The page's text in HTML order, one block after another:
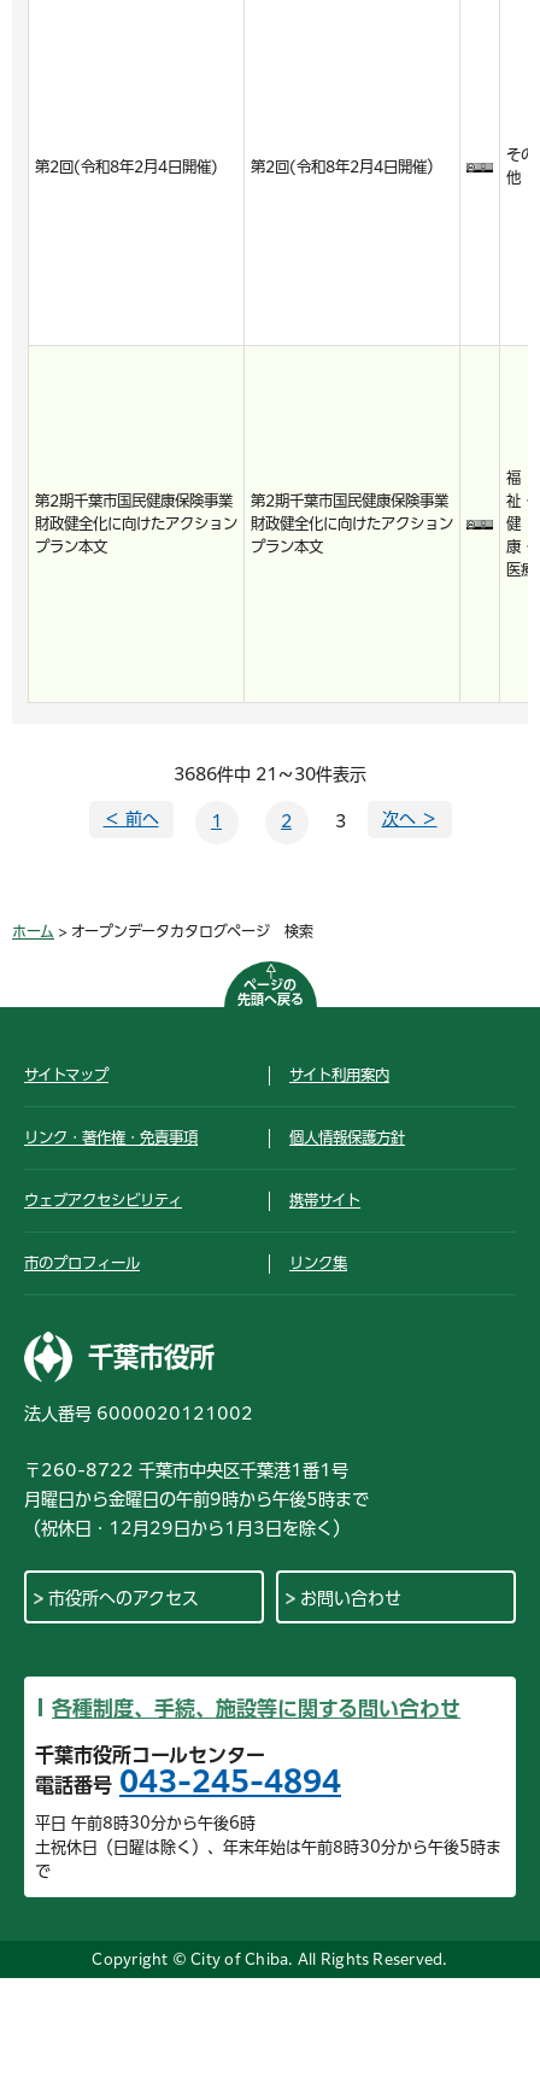
第2回(令和8年2月4日開催) 第2回(令和8年2月4日開催）
その
他
第2期千葉市国民健康保険事業
財政健全化に向けたアクション
プラン本文
第2期千葉市国民健康保険事業
財政健全化に向けたアクション
プラン本文
福
祉・
健
康・
医療
3686件中 21～30件表示
＜ 前へ 1 2 3 次へ ＞
ホーム > オープンデータカタログページ 検索
ページの
先頭へ戻る
サイトマップ サイト利用案内
リンク・著作権・免責事項 個人情報保護方針
ウェブアクセシビリティ 携帯サイト
市のプロフィール リンク集
千葉市役所
法人番号 6000020121002
〒260-8722 千葉市中央区千葉港1番1号
月曜日から金曜日の午前9時から午後5時まで
（祝休日・12月29日から1月3日を除く）
市役所へのアクセス お問い合わせ
各種制度、手続、施設等に関する問い合わせ
千葉市役所コールセンター
電話番号 043-245-4894
平日 午前8時30分から午後6時
土祝休日（日曜は除く）、年末年始は午前8時30分から午後5時ま
で
Copyright © City of Chiba. All Rights Reserved.